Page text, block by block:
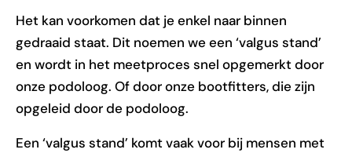
Het kan voorkomen dat je enkel naar binnen
gedraaid staat. Dit noemen we een ‘valgus stand’
en wordt in het meetproces snel opgemerkt door
onze podoloog. Of door onze bootfitters, die zijn
opgeleid door de podoloog.
Een ‘valgus stand’ komt vaak voor bij mensen met